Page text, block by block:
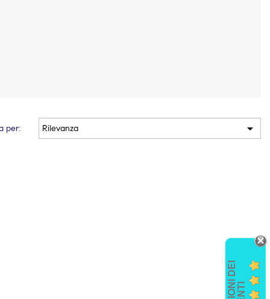
per: Rilevanza 